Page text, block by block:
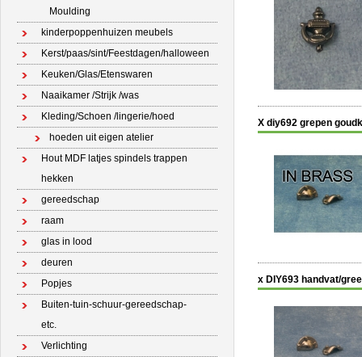
Moulding
kinderpoppenhuizen meubels
Kerst/paas/sint/Feestdagen/halloween
Keuken/Glas/Etenswaren
Naaikamer /Strijk /was
Kleding/Schoen /lingerie/hoed
hoeden uit eigen atelier
Hout MDF latjes spindels trappen
hekken
gereedschap
raam
glas in lood
deuren
Popjes
Buiten-tuin-schuur-gereedschap-
etc.
Verlichting
X diy692 grepen
x DIY693 handvat/